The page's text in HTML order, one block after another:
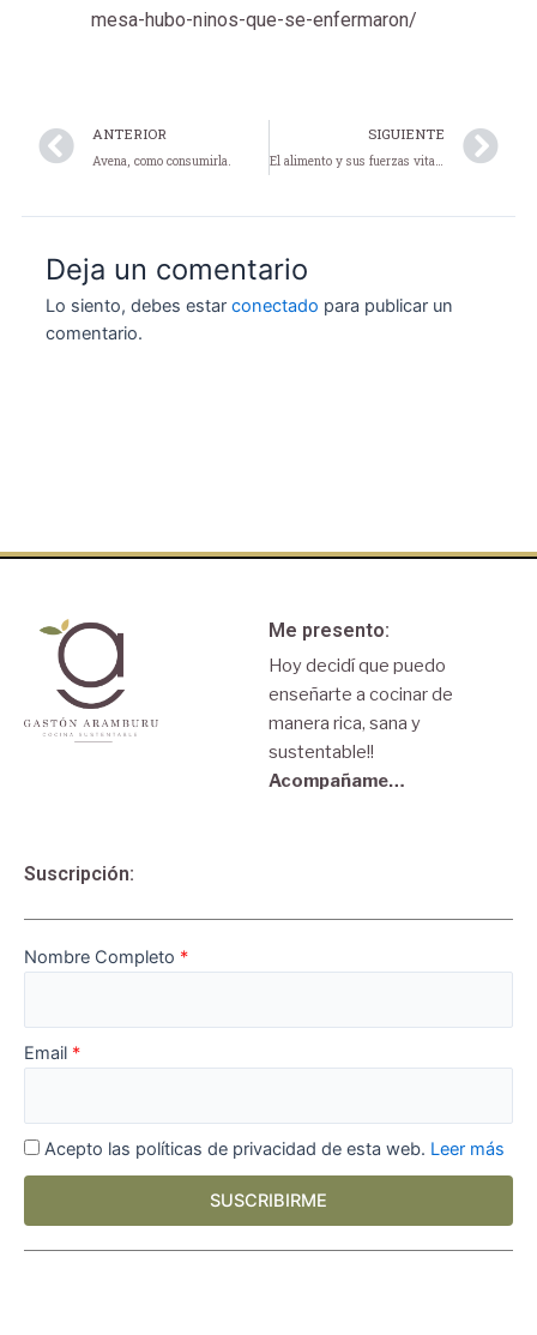
mesa-hubo-ninos-que-se-enfermaron/
ANTERIOR
Avena, como consumirla.
SIGUIENTE
Deja un comentario
Lo siento, debes estar conectado para publicar un
comentario.
Me presento:
Hoy decidí que puedo
enseñarte a cocinar de
manera rica, sana y
sustentable!!
Acompañame…
Suscripción:
Nombre Completo
Email
Acepto las políticas de privacidad de esta web. Leer más
SUSCRIBIRME